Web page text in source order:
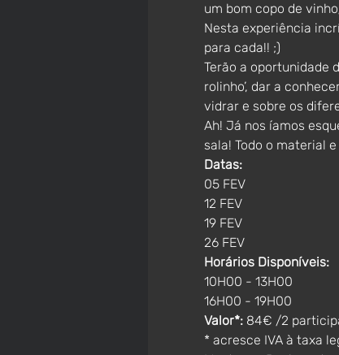
um bom copo de
Nesta experiência
para cada!! ;)
Terão a oportunidade
rolinho’, dar a
vidrar e sobre os
Ah! Já nos íamos
sala! Todo o material
Datas:
05 FEV
12 FEV
19 FEV
26 FEV
Horários Disponíveis:
10H00 - 13H00
16H00 - 19H00
Valor*: 84€ /2
* acresce IVA à taxa